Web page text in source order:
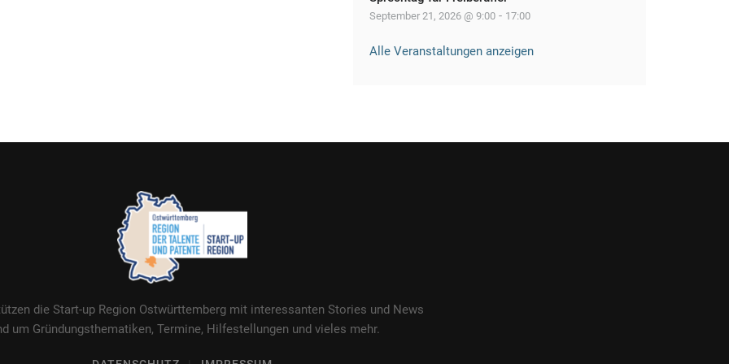
September 21, 2026 @ 9:00 - 17:00
Alle Veranstaltungen anzeigen
die Start-up Region Ostwürttemberg mit interessanten Stories und News
um Gründungsthematiken, Termine, Hilfestellungen und vieles mehr.